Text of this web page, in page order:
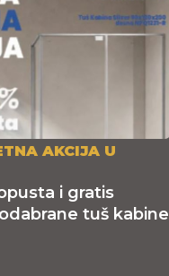
AKCIJA U
i gratis
tuš kabine